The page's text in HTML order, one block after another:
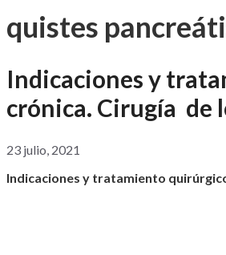
quistes
Indicaciones y
crónica. Cirugía de
23 julio, 2021
Indicaciones y tratamiento